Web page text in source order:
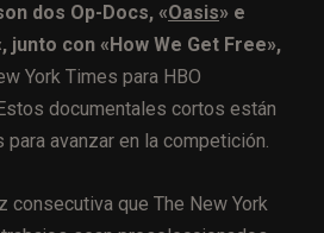
dos Op-Docs, «Oasis» e
junto con «How We Get Free»,
York Times para HBO
documentales cortos están
avanzar en la competición.
consecutiva que The New York